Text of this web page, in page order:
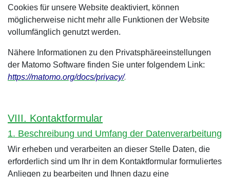
Cookies für unsere Website deaktiviert, können
möglicherweise nicht mehr alle Funktionen der Website
vollumfänglich genutzt werden.
Nähere Informationen zu den Privatsphäreeinstellungen
der Matomo Software finden Sie unter folgendem Link:
https://matomo.org/docs/privacy/.
VIII. Kontaktformular
1. Beschreibung und Umfang der Datenverarbeitung
Wir erheben und verarbeiten an dieser Stelle Daten, die
erforderlich sind um Ihr in dem Kontaktformular formuliertes
Anliegen zu bearbeiten und Ihnen dazu eine